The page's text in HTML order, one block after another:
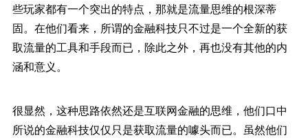
些玩家都有一个突出的特点，那就是流量思维的根深蒂
固。在他们看来，所谓的金融科技只不过是一个全新的获
取流量的工具和手段而已，除此之外，再也没有其他的内
涵和意义。
很显然，这种思路依然还是互联网金融的思维，他们口中
所说的金融科技仅仅只是获取流量的噱头而已。虽然他们